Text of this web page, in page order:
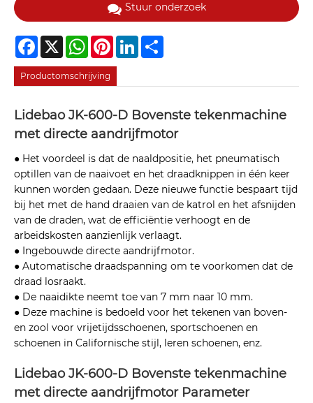
Stuur onderzoek
Facebook
X WhatsAppPinterestLinkedIn
Productomschrijving
Lidebao JK-600-D Bovenste tekenmachine
met directe aandrijfmotor
● Het voordeel is dat de naaldpositie, het pneumatisch
optillen van de naaivoet en het draadknippen in één keer
kunnen worden gedaan. Deze nieuwe functie bespaart tijd
bij het met de hand draaien van de katrol en het afsnijden
van de draden, wat de efficiëntie verhoogt en de
arbeidskosten aanzienlijk verlaagt.
● Ingebouwde directe aandrijfmotor.
● Automatische draadspanning om te voorkomen dat de
draad losraakt.
● De naaidikte neemt toe van 7 mm naar 10 mm.
● Deze machine is bedoeld voor het tekenen van boven-
en zool voor vrijetijdsschoenen, sportschoenen en
schoenen in Californische stijl, leren schoenen, enz.
Lidebao JK-600-D Bovenste tekenmachine
met directe aandrijfmotor Parameter